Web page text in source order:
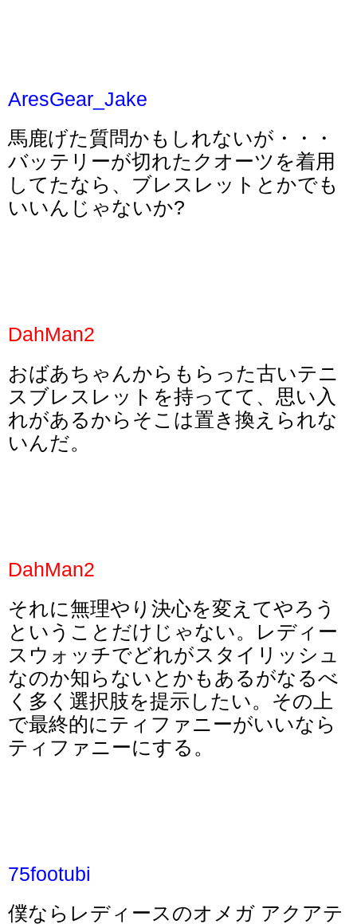
AresGear_Jake
馬鹿げた質問かもしれないが・・・
バッテリーが切れたクオーツを着用
してたなら、ブレスレットとかでも
いいんじゃないか?
DahMan2
おばあちゃんからもらった古いテニ
スブレスレットを持ってて、思い入
れがあるからそこは置き換えられな
いんだ。
DahMan2
それに無理やり決心を変えてやろう
ということだけじゃない。レディー
スウォッチでどれがスタイリッシュ
なのか知らないとかもあるがなるべ
く多く選択肢を提示したい。その上
で最終的にティファニーがいいなら
ティファニーにする。
75footubi
僕ならレディースのオメガ アクアテ